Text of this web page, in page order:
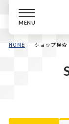
MENU
HOME ショップ検索